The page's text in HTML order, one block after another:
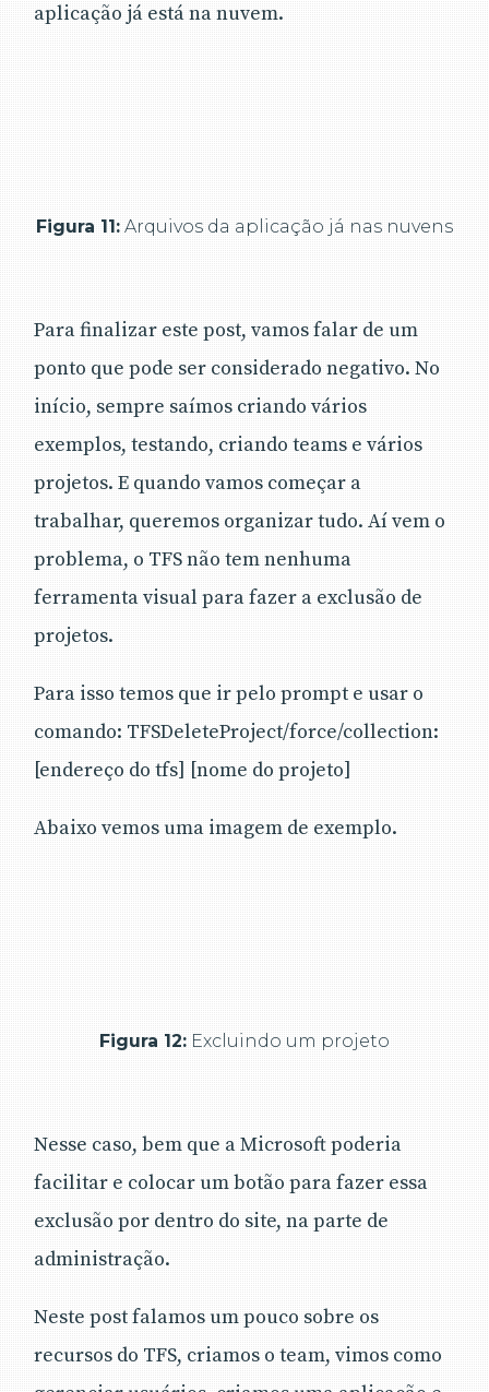
aplicação já está na nuvem.
Figura 11: Arquivos da aplicação já nas nuvens
Para finalizar este post, vamos falar de um
ponto que pode ser considerado negativo. No
início, sempre saímos criando vários
exemplos, testando, criando teams e vários
projetos. E quando vamos começar a
trabalhar, queremos organizar tudo. Aí vem o
problema, o TFS não tem nenhuma
ferramenta visual para fazer a exclusão de
projetos.
Para isso temos que ir pelo prompt e usar o
comando: TFSDeleteProject/force/collection:
[endereço do tfs] [nome do projeto]
Abaixo vemos uma imagem de exemplo.
Figura 12: Excluindo um projeto
Nesse caso, bem que a Microsoft poderia
facilitar e colocar um botão para fazer essa
exclusão por dentro do site, na parte de
administração.
Neste post falamos um pouco sobre os
recursos do TFS, criamos o team, vimos como